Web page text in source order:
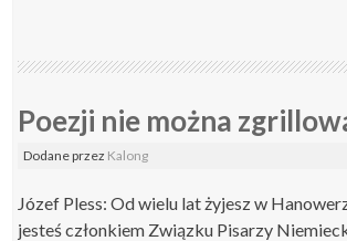
Poezji nie można
Dodaneprzez Kalong
Józef Pless: Od wielu lat żyjesz w
jesteś członkiem Związku Pisarzy